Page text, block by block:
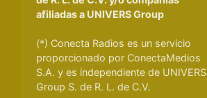
afiliadas a UNIVERS Group
(*) Conecta Radios es un servicio
proporcionado por ConectaMedios
S.A. y es independiente de UNIVERS
Group S. de R. L. de C.V.